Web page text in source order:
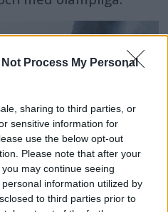
Not Process My Personal
sharing to third parties, or
sensitive information for
use the below opt-out
Please note that after your
may continue seeing
information utilized by
to third parties prior to